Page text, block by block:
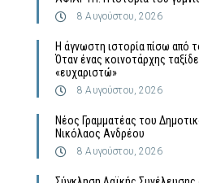
8 Αυγούστου, 2026
Η άγνωστη ιστορία πίσω από
Όταν ένας κοινοτάρχης
«ευχαριστώ»
8 Αυγούστου, 2026
Νέος Γραμματέας του
Νικόλαος Ανδρέου
8 Αυγούστου, 2026